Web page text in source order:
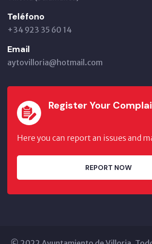
Teléfono
+34 923 35 60 14
Email
aytovilloria@hotmail.com
Register Your
Here you can report an issues and
REPORT NOW